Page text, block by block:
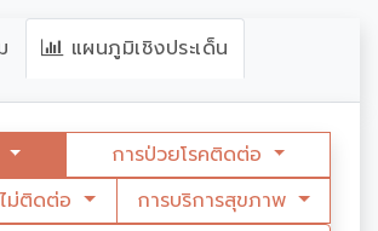
แผนภูมิเชิงประเด็น
การป่วยโรคติดต่อ
ม่ติดต่อ
การบริการสุขภาพ